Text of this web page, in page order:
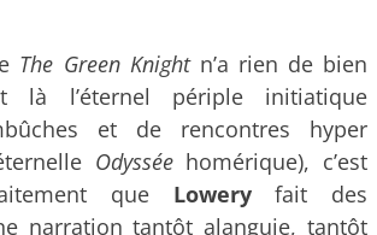
The Green Knightn’a rien de bien
là l’éternel périple initiatique
et de rencontres hyper
Odysséehomérique), c’est
que Loweryfait des
narration tantôt alanguie, tantôt